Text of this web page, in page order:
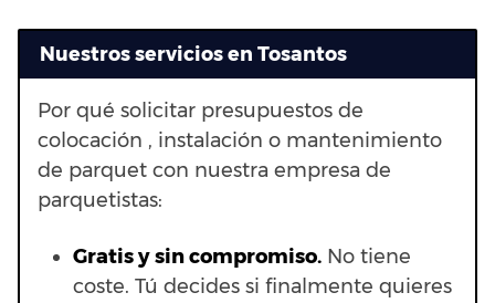
Nuestros servicios en Tosantos
Por qué solicitar presupuestos de
colocación , instalación o mantenimiento
de parquet con nuestra empresa de
parquetistas:
Gratis y sin compromiso. No tiene
coste. Tú decides si finalmente quieres